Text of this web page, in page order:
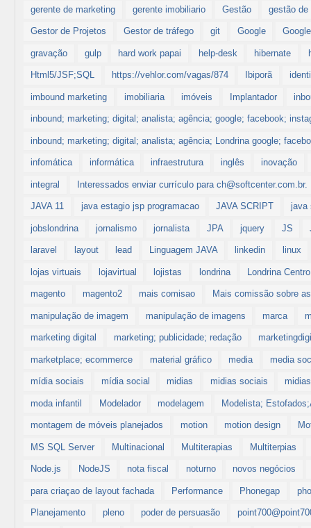
gerente de marketing gerente imobiliario Gestão gestão de
Gestor de Projetos Gestor de tráfego git Google
gravação gulp hard work papai help-desk hibernate
Html5/JSF;SQL https://vehlor.com/vagas/874 Ibiporã
imbound marketing imobiliaria imóveis Implantador
inbound; marketing; digital; analista; agência; google; facebook;
inbound; marketing; digital; analista; agência; Londrina google;
infomática informática infraestrutura inglês inovação
integral Interessados enviar currículo para ch@softcenter.com.br.
JAVA 11 java estagio jsp programacao JAVA SCRIPT java
jobslondrina jornalismo jornalista JPA jquery JS
laravel layout lead Linguagem JAVA linkedin linux
lojas virtuais lojavirtual lojistas londrina Londrina Centro
magento magento2 mais comisao Mais comissão sobre
manipulação de imagem manipulação de imagens marca
marketing digital marketing; publicidade; redação
marketplace; ecommerce material gráfico media media
mídia sociais mídia social midias midias sociais
moda infantil Modelador modelagem Modelista;
montagem de móveis planejados motion motion design
MS SQL Server Multinacional Multiterapias Multiterpias
Node.js NodeJS nota fiscal noturno novos negócios
para criaçao de layout fachada Performance Phonegap
Planejamento pleno poder de persuasão